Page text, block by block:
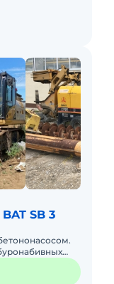
SB 3
мм. Длина бура